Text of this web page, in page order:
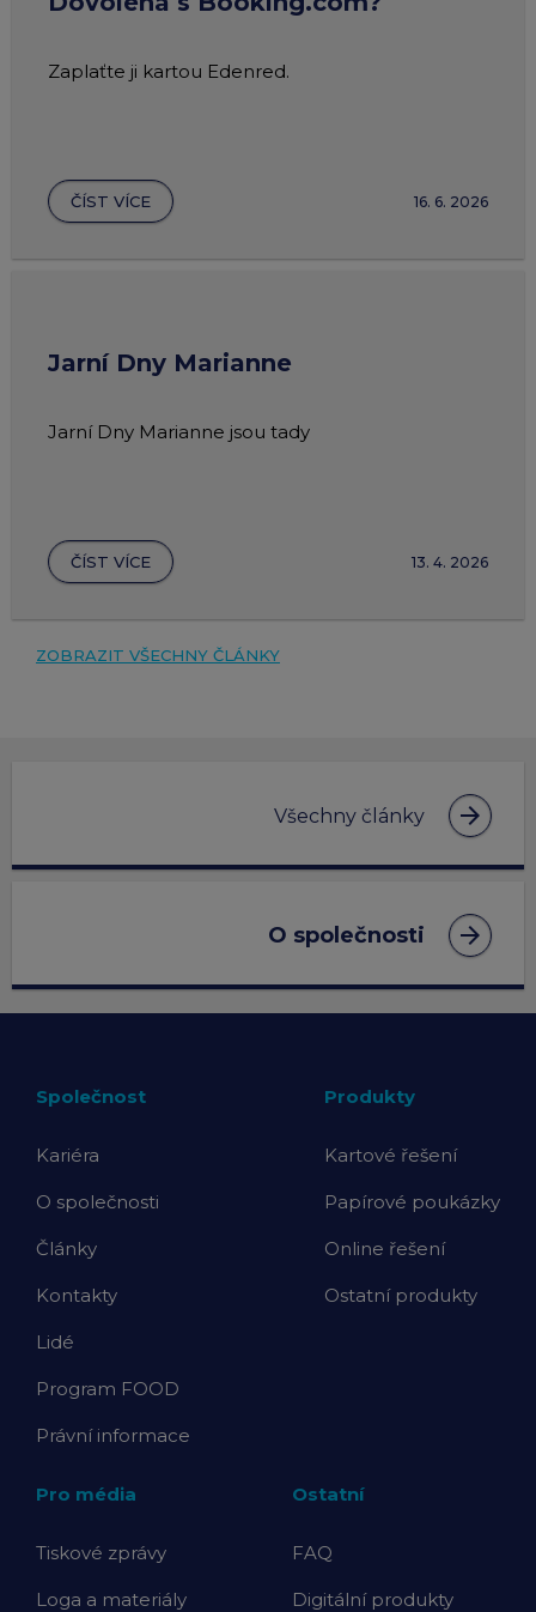
Zaplaťte ji kartou Edenred.
ČÍST VÍCE 16. 6. 2026
Jarní Dny Marianne
Jarní Dny Marianne jsou tady
ČÍST VÍCE 13. 4. 2026
ZOBRAZIT VŠECHNY ČLÁNKY
Všechny články arrow_forward
O společnosti arrow_forward
Společnost
Kariéra
O společnosti
Články
Kontakty
Lidé
Program FOOD
Právní informace
Produkty
Kartové řešení
Papírové poukázky
Online řešení
Ostatní produkty
Pro média
Tiskové zprávy
Loga a materiály
Ostatní
FAQ
Digitální produkty